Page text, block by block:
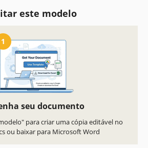
este modelo
1
seu documento
para criar uma cópia editável no
ou baixar para Microsoft Word